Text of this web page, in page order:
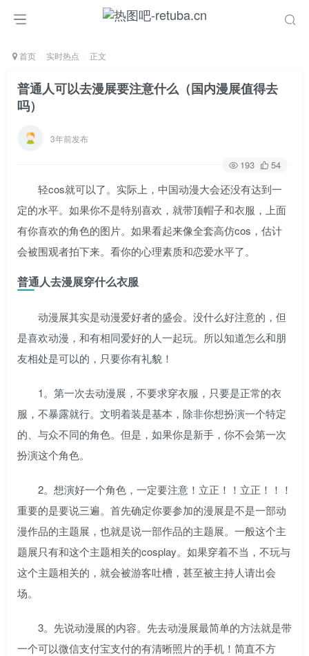
首页 实时热点 正文
普通人可以去漫展要注意什么（国内漫展值得去
吗）
3年前发布
193 54
轻cos就可以了。实际上，中国动漫大会还没有达到一
定的水平。如果你不是特别喜欢，就带顶帽子和衣服，上面
有你喜欢的角色的图片。如果看起来像全套高仿cos，估计
会被围观者拍下来。看你的心理素质和恋爱水平了。
普通人去漫展穿什么衣服
动漫展其实是动漫爱好者的盛会。没什么好注意的，但
是喜欢动漫，和有相同爱好的人一起玩。所以知道怎么和朋
友相处是可以的，只要你有礼貌！
1。第一次去动漫展，不要求穿衣服，只要是正常的衣
服，不暴露就行。文明着装是基本，除非你想扮演一个特定
的、与众不同的角色。但是，如果你是新手，你不会第一次
扮演这个角色。
2。想演好一个角色，一定要注意！立正！！立正！！！
重要的是要说三遍。首先确定你要参加的漫展是不是一部动
漫作品的主题展，也就是说一部作品的主题展。一般这个主
题展只有和这个主题相关的cosplay。如果穿着不当，不玩与
这个主题相关的，就会被游客吐槽，甚至被主持人请出会
场。
3。先说动漫展的内容。先去动漫展最简单的方法就是带
一个可以微信支付宝支付的有清晰照片的手机！简直不方